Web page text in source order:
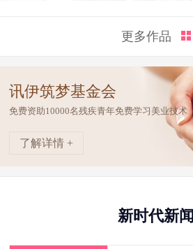
更多作品
讯伊筑梦基金会
免费资助10000名残疾青年免费学习美业技术
了解详情 +
新时代新闻